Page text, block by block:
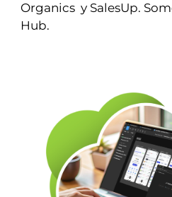
Organics y SalesUp.
Hub.